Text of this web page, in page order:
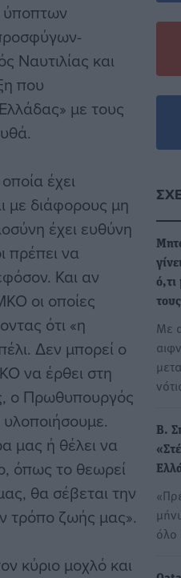
ύποπτων
Ναυτιλίας και
που
με τους
έχει
με διάφορους μη
έχει ευθύνη
πρέπει να
Και αν
οι οποίες
ότι «η
Δεν μπορεί ο
να έρθει στη
ο Πρωθυπουργός
μας ή θέλει να
όπως το θεωρεί
θα σέβεται την
τρόπο ζωής μας».
κύριο μοχλό και
Με
Β.
όλο